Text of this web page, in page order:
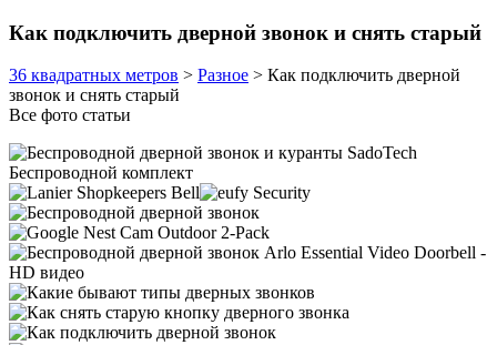
Как подключить дверной звонок и снять старый
36 квадратных метров > Разное > Как подключить дверной
звонок и снять старый
Все фото статьи